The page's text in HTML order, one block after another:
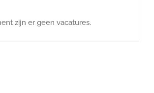
zijn er geen vacatures.